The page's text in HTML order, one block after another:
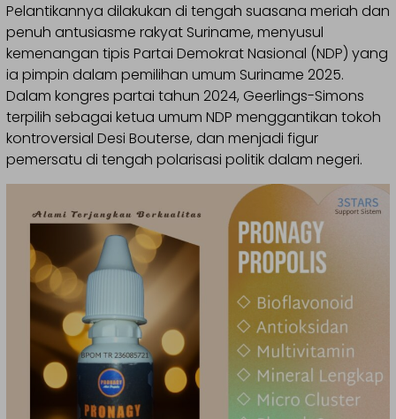
Pelantikannya dilakukan di tengah suasana meriah dan
penuh antusiasme rakyat Suriname, menyusul
kemenangan tipis Partai Demokrat Nasional (NDP) yang
ia pimpin dalam pemilihan umum Suriname 2025.
Dalam kongres partai tahun 2024, Geerlings-Simons
terpilih sebagai ketua umum NDP menggantikan tokoh
kontroversial Desi Bouterse, dan menjadi figur
pemersatu di tengah polarisasi politik dalam negeri.